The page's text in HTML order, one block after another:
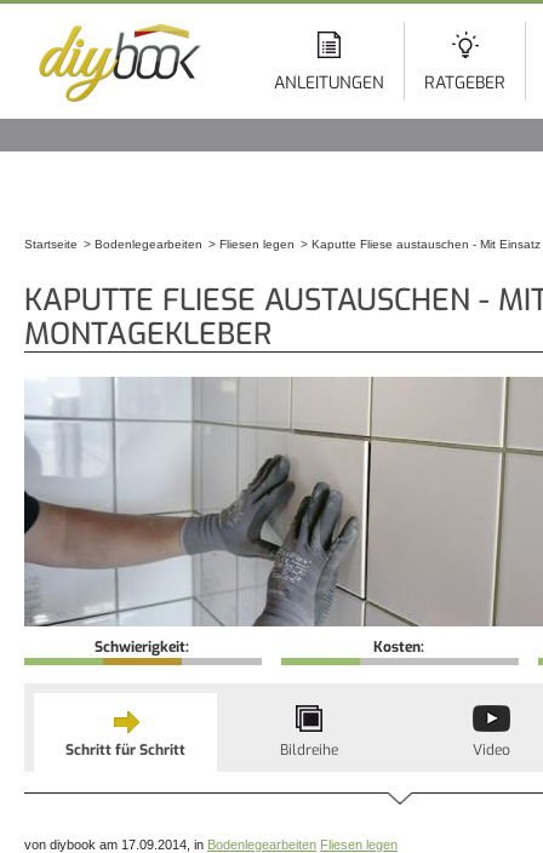
ANLEITUNGEN RATGEBER
Startseite Bodenlegearbeiten Fliesen legen Kaputte Fliese austauschen - Mit
KAPUTTE FLIESE AUSTAUSCHEN -
MONTAGEKLEBER
Schwierigkeit: Kosten:
Schritt für Schritt Bildreihe Video
von diybook am 17.09.2014, in Bodenlegearbeiten Fliesen legen